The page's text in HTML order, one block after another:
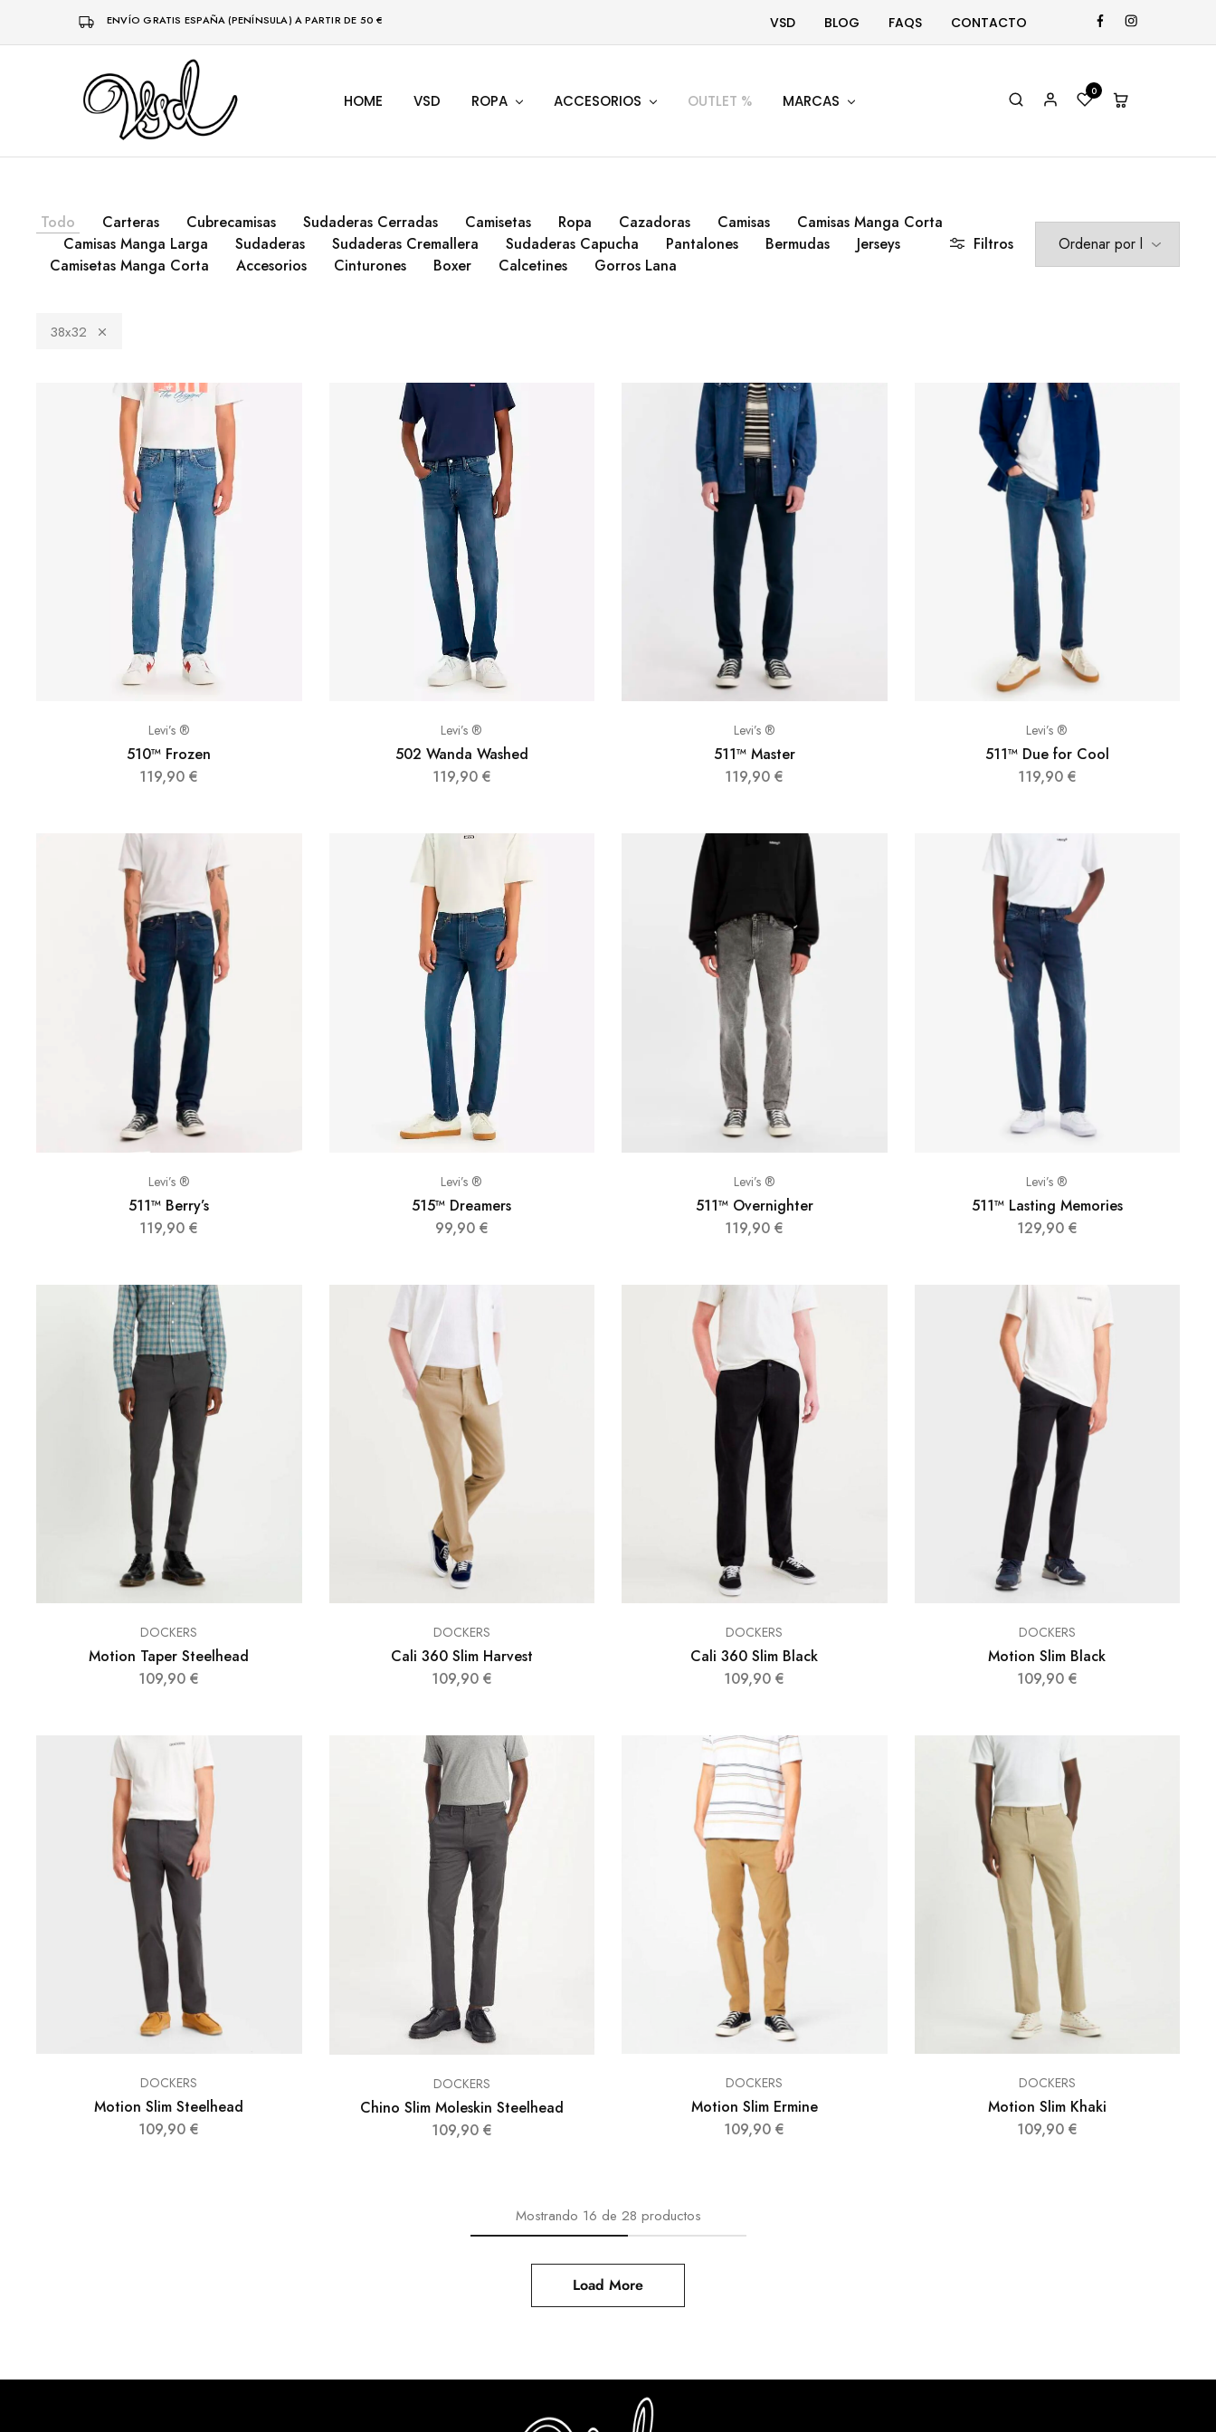
ENVÍO GRATIS ESPAÑA (PENÍNSULA) A PARTIR DE 50 € VSD BLOG FAQS CONTACTO
Vsd
Ropa
complementos
1996
HOME VSD ROPA ACCESORIOS OUTLET % MARCAS
0
Todo Carteras Cubrecamisas Sudaderas Cerradas Camisetas Ropa Cazadoras Camisas
Camisas Manga Corta
Camisas Manga Larga
Sudaderas Sudaderas Cremallera Sudaderas Capucha Pantalones Bermudas
Jerseys
Camisetas Manga Corta
Accesorios Cinturones Boxer Calcetines Gorros Lana
Filtros
38x32
Levi’s ®
510™ Frozen
119,90€
Levi’s ®
502 Wanda Washed
119,90 €
Levi’s ®
511™ Master
119,90€
Levi’s ®
511™ Due for Cool
119,90 €
Levi’s ®
511™ Berry’s
119,90€
Levi’s ®
515™ Dreamers
99,90 €
Levi’s ®
511™ Overnighter
119,90€
Levi’s ®
511™ Lasting Memories
129,90 €
DOCKERS
Motion Taper Steelhead
109,90€
DOCKERS
Cali 360 Slim Harvest
109,90 €
DOCKERS
Cali 360 Slim Black
109,90€
DOCKERS
Motion Slim Black
109,90 €
DOCKERS
Motion Slim Steelhead
109,90€
DOCKERS
Chino Slim Moleskin Steelhead
109,90 €
DOCKERS
Motion Slim Ermine
109,90€
DOCKERS
Motion Slim Khaki
109,90 €
Mostrando 16 de 28 productos
Load More